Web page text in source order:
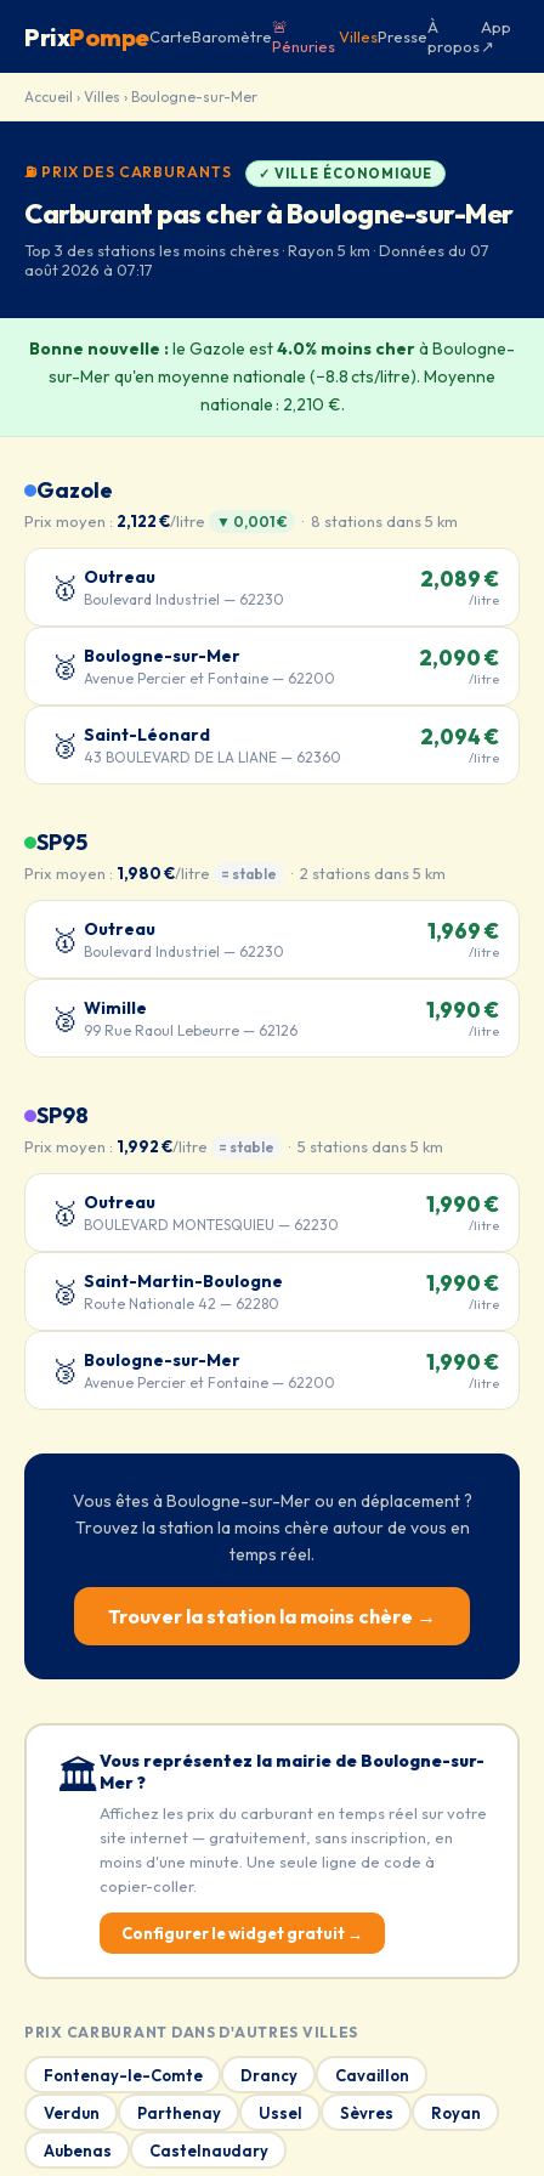
PrixPompeCarteBaromètre🚨
Pénuries VillesPresseÀ
propos
App
↗
Accueil › Villes › Boulogne-sur-Mer
⛽ PRIX DES CARBURANTS ✓ VILLE ÉCONOMIQUE
Carburant pas cher à Boulogne-sur-Mer
Top 3 des stations les moins chères · Rayon 5 km · Données du 07
août 2026 à 07:17
Bonne nouvelle :le Gazole est4.0% moins cherà Boulogne-
sur-Mer qu'en moyenne nationale (−8.8 cts/litre). Moyenne
nationale : 2,210 €.
Gazole
Prix moyen : 2,122 €/litre ▼ 0,001 € · 8 stations dans 5 km
🥇 Outreau
Boulevard Industriel — 62230
2,089 €
/litre
🥈 Boulogne-sur-Mer
Avenue Percier et Fontaine — 62200
2,090 €
/litre
🥉 Saint-Léonard
43 BOULEVARD DE LA LIANE — 62360
2,094 €
/litre
SP95
Prix moyen : 1,980 €/litre = stable · 2 stations dans 5 km
🥇 Outreau
Boulevard Industriel — 62230
1,969 €
/litre
🥈 Wimille
99 Rue Raoul Lebeurre — 62126
1,990 €
/litre
SP98
Prix moyen : 1,992 €/litre = stable · 5 stations dans 5 km
🥇 Outreau
BOULEVARD MONTESQUIEU — 62230
1,990 €
/litre
🥈 Saint-Martin-Boulogne
Route Nationale 42 — 62280
1,990 €
/litre
🥉 Boulogne-sur-Mer
Avenue Percier et Fontaine — 62200
1,990 €
/litre
Vous êtes à Boulogne-sur-Mer ou en déplacement ?
Trouvez la station la moins chère autour de vous en
temps réel.
Trouver la station la moins chère →
🏛️Vous représentez la mairie de Boulogne-sur-
Mer ?
Affichez les prix du carburant en temps réel sur votre
site internet — gratuitement, sans inscription, en
moins d'une minute. Une seule ligne de code à
copier-coller.
Configurer le widget gratuit →
PRIX CARBURANT DANS D'AUTRES VILLES
Fontenay-le-Comte Drancy
Cavaillon
Verdun
Parthenay Ussel Sèvres
Royan
Aubenas
Castelnaudary